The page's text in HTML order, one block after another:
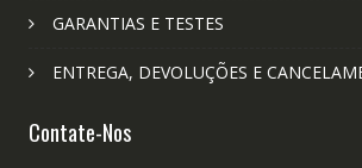
GARANTIAS E TESTES
ENTREGA, DEVOLUÇÕES E
Contate-Nos